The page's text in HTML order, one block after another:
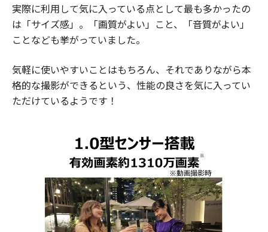
実際に利用して気に入っている点として最も多かったの
は「サイズ感」。「画質がよい」こと、「音質がよい」
ことなども挙がっていました。
気軽に使いやすいことはもちろん、それでありながら本
格的な撮影ができるという、性能の良さを気に入ってい
ただけているようです！